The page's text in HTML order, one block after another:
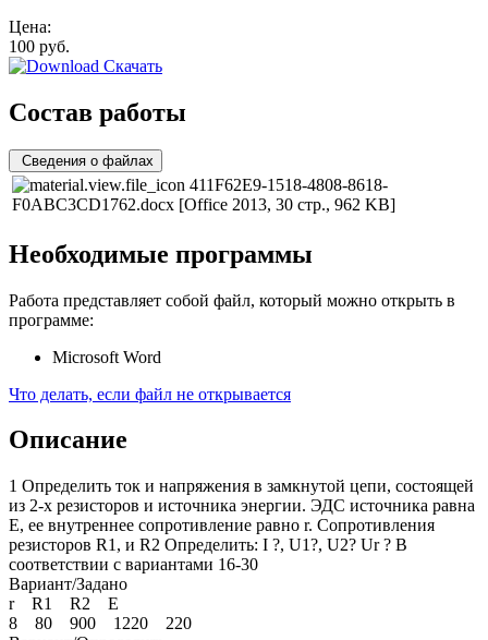
Цена:
100 руб.
Скачать
Состав работы
Сведения о файлах
411F62E9-1518-4808-8618-
F0ABC3CD1762.docx [Office 2013, 30 стр., 962 KB]
Необходимые программы
Работа представляет собой файл, который можно открыть в
программе:
Microsoft Word
Что делать, если файл не открывается
Описание
1 Определить ток и напряжения в замкнутой цепи, состоящей
из 2-х резисторов и источника энергии. ЭДС источника равна
E, ее внутреннее сопротивление равно r. Сопротивления
резисторов R1, и R2 Определить: I ?, U1?, U2? Ur ? В
соответствии с вариантами 16-30
Вариант/Задано
r R1 R2 E
8 80 900 1220 220